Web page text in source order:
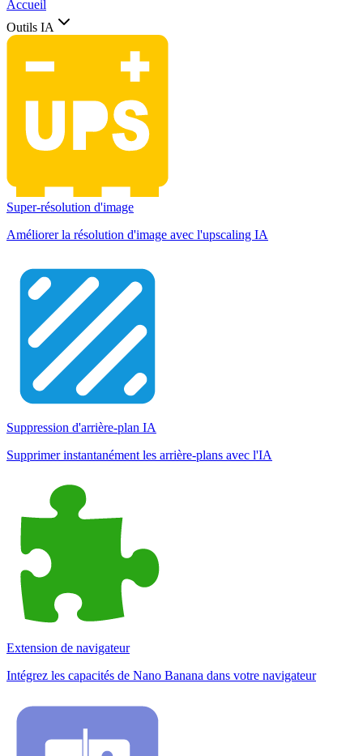
Accueil
Outils IA
Super-résolution d'image
Améliorer la résolution d'image avec l'upscaling IA
Suppression d'arrière-plan IA
Supprimer instantanément les arrière-plans avec l'IA
Extension de navigateur
Intégrez les capacités de Nano Banana dans votre navigateur